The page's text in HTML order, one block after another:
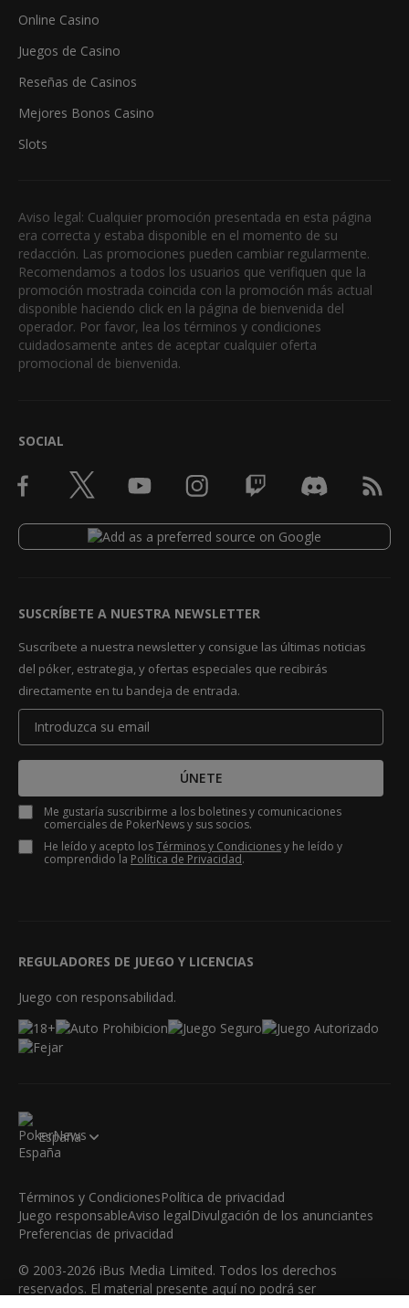
Online Casino
Juegos de Casino
Reseñas de Casinos
Mejores Bonos Casino
Slots
Aviso legal: Cualquier promoción presentada en esta página
era correcta y estaba disponible en el momento de su
redacción. Las promociones pueden cambiar regularmente.
Recomendamos a todos los usuarios que verifiquen que la
promoción mostrada coincida con la promoción más actual
disponible haciendo click en la página de bienvenida del
operador. Por favor, lea los términos y condiciones
cuidadosamente antes de aceptar cualquier oferta
promocional de bienvenida.
SOCIAL
SUSCRÍBETE A NUESTRA NEWSLETTER
Suscríbete a nuestra newsletter y consigue las últimas noticias
del póker, estrategia, y ofertas especiales que recibirás
directamente en tu bandeja de entrada.
ÚNETE
Me gustaría suscribirme a los boletines y comunicaciones
comerciales de PokerNews y sus socios.
He leído y acepto losTérminos y Condicionesy he leído y
comprendido la Política de Privacidad.
REGULADORES DE JUEGO Y LICENCIAS
Juego con responsabilidad.
España
Términos y CondicionesPolítica de privacidad
Juego responsableAviso legalDivulgación de los anunciantes
Preferencias de privacidad
© 2003-2026 iBus Media Limited. Todos los derechos
reservados. El material presente aquí no podrá ser